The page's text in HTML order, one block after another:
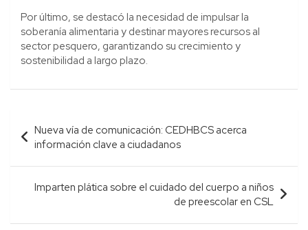
Por último, se destacó la necesidad de impulsar la
soberanía alimentaria y destinar mayores recursos al
sector pesquero, garantizando su crecimiento y
sostenibilidad a largo plazo.
Navegación
de
entradas
Nueva vía de comunicación: CEDHBCS acerca
información clave a ciudadanos
Imparten plática sobre el cuidado del cuerpo a niños
de preescolar en CSL